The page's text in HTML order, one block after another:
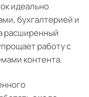
идеально
бухгалтерией и
расширенный
работу с
контента.